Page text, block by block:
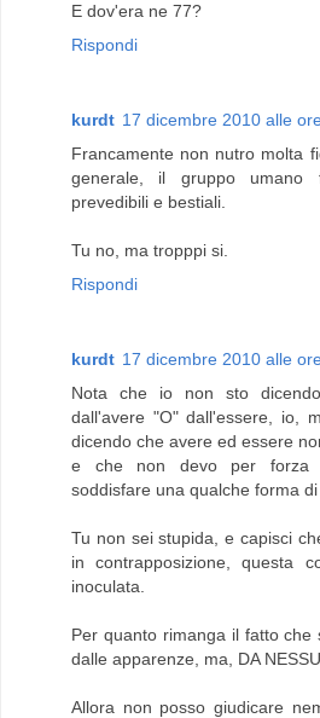
E dov'era ne 77?
Rispondi
kurdt 17 dicembre 2010 alle
Francamente non nutro molta
generale, il gruppo umano
prevedibili e bestiali.
Tu no, ma tropppi si.
Rispondi
kurdt 17 dicembre 2010 alle
Nota che io non sto
dall'avere "O" dall'essere, io,
dicendo che avere ed essere
e che non devo per forza
soddisfare una qualche forma
Tu non sei stupida, e capisci
in contrapposizione, questa
inoculata.
Per quanto rimanga il fatto che
dalle apparenze, ma, DA
Allora non posso giudicare